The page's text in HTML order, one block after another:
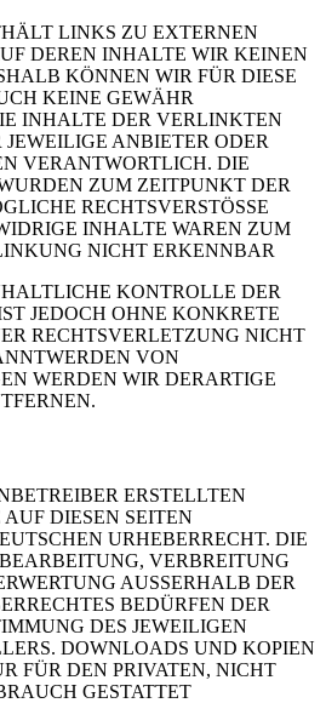
LINKS ZU EXTERNEN
DEREN INHALTE WIR KEINEN
KÖNNEN WIR FÜR DIESE
KEINE GEWÄHR
INHALTE DER VERLINKTEN
JEWEILIGE ANBIETER ODER
VERANTWORTLICH. DIE
ZUM ZEITPUNKT DER
RECHTSVERSTÖSSE
INHALTE WAREN ZUM
NICHT ERKENNBAR
KONTROLLE DER
JEDOCH OHNE KONKRETE
RECHTSVERLETZUNG NICHT
VON
WERDEN WIR DERARTIGE
ERSTELLTEN
DIESEN SEITEN
URHEBERRECHT. DIE
VERBREITUNG
AUSSERHALB DER
BEDÜRFEN DER
DES JEWEILIGEN
DOWNLOADS UND KOPIEN
FÜR DEN PRIVATEN, NICHT
GESTATTET